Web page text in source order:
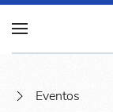
Eventos